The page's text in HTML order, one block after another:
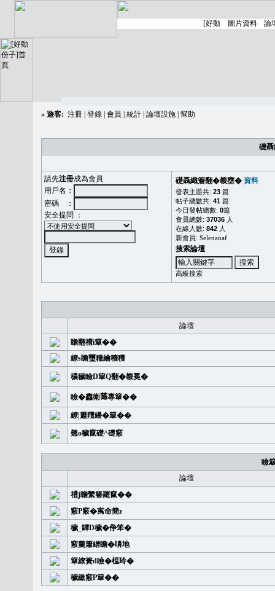
» 遊客: 注冊 登錄 會員 統計 論壇設施 幫助
礎
請先注冊成為會員
用戶名：
密碼 ：
安全提問 ：
礎聶織簷翻�䪖壅� 資料
發表主題共: 23 篇
帖子總數共: 41 篇
今日發帖總數: 0篇
會員總數: 37036 人
在線人數: 842 人
新會員: Selenanaf
搜索論壇
高級搜索
論壇
瞻翻禮i簞��
繚s瞻璽糧繪穡穫
穠穢瞼D簞Q翻�䪖冕�
瞼�䆐衛𦻕專簞��
繚|簫羶繙�簞��
翹o穢竄礎^礎竅
瞼
論壇
禮j瞻繫簪羅竄��
竅P竅�㝢命簡z
穢_罈D穢�鿇笨�
竅羹簫繒瞻�嚊地
簞繚簣d瞼�榅玲�
穢繳竅P簞��